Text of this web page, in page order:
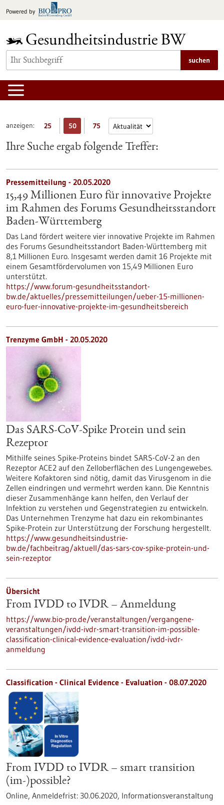
Inhalt
Powered by
suchen
anzeigen: 25 50 75
Ihre Suche ergab folgende Treffer:
Pressemitteilung - 20.05.2020
15,49 Millionen Euro für innovative Projekte
im Rahmen des Forums Gesundheitsstandort
Baden-Württemberg
Das Land fördert weitere vier innovative Projekte im Rahmen
des Forums Gesundheitsstandort Baden-Württemberg mit
8,1 Millionen Euro. Insgesamt werden damit 16 Projekte mit
einem Gesamtfördervolumen von 15,49 Millionen Euro
unterstützt.
https://www.forum-gesundheitsstandort-
bw.de/aktuelles/pressemitteilungen/ueber-15-millionen-
euro-fuer-innovative-projekte-im-gesundheitsbereich
Trenzyme GmbH - 20.05.2020
Das SARS-CoV-Spike Protein und sein
Rezeptor
Mithilfe seines Spike-Proteins bindet SARS-CoV-2 an den
Rezeptor ACE2 auf den Zelloberflächen des Lungengewebes.
Weitere Kofaktoren sind nötig, damit das Virusgenom in die
Zellen eindringen und vermehrt werden kann. Die Kenntnis
dieser Zusammenhänge kann helfen, den Verlauf der
Infektion zu verstehen und Gegenstrategien zu entwickeln.
Das Unternehmen Trenzyme hat dazu ein rekombinantes
Spike-Protein zur Unterstützung der Forschung hergestellt.
https://www.gesundheitsindustrie-
bw.de/fachbeitrag/aktuell/das-sars-cov-spike-protein-und-
sein-rezeptor
Übersicht
From IVDD to IVDR – Anmeldung
https://www.bio-pro.de/veranstaltungen/vergangene-
veranstaltungen/ivdd-ivdr-smart-transition-im-possible-
classification-clinical-evidence-evaluation/ivdd-ivdr-
anmeldung
Classification - Clinical Evidence - Evaluation - 08.07.2020
From IVDD to IVDR – smart transition
(im-)possible?
Online, Anmeldefrist: 30.06.2020, Informationsveranstaltung